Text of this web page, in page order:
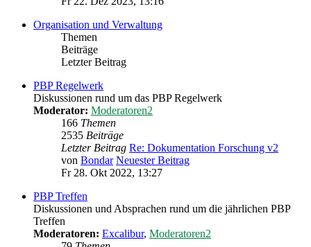
Organisation und Verwaltung
Themen
Beiträge
Letzter Beitrag
PBP Regelwerk
Diskussionen rund um das PBP Regelwerk
Moderator: Moderatoren2
166 Themen
2535 Beiträge
Letzter Beitrag Re: Dokumentation Forschung v2
von Bondar Neuester Beitrag
Fr 28. Okt 2022, 13:27
PBP Treffen
Diskussionen und Absprachen rund um die jährlichen PBP
Treffen
Moderatoren: Excalibur, Moderatoren2